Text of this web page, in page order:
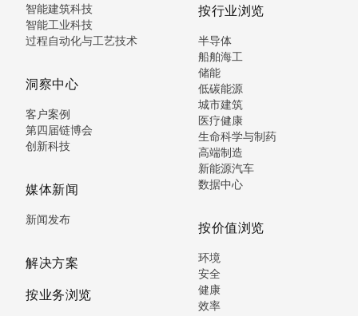
智能建筑科技
智能工业科技
过程自动化与工艺技术
洞察中心
客户案例
第四届链博会
创新科技
媒体新闻
新闻发布
解决方案
按业务浏览
按行业浏览
半导体
船舶海工
储能
低碳能源
城市建筑
医疗健康
生命科学与制药
高端制造
新能源汽车
数据中心
按价值浏览
环境
安全
健康
效率